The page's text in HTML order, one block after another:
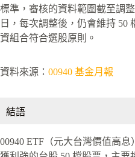
標準，審核的資料範圍截至調
日，每次調整後，仍會維持 50
資組合符合選股原則。
資料來源： 00940 基金月報
結語
00940 ETF（元大台灣價值高息